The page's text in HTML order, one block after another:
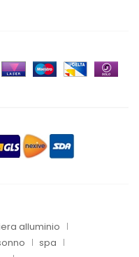
alluminio
spa